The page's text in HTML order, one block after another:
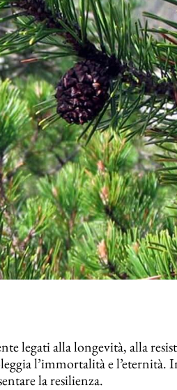
legati alla longevità, alla
l’immortalità e l’eternità.
la resilienza.